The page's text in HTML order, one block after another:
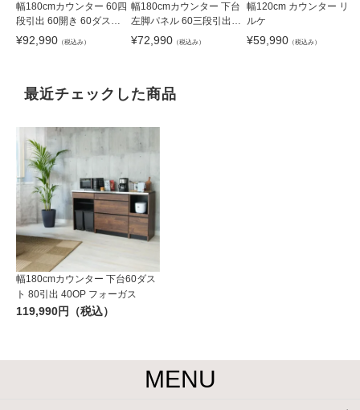
幅180cmカウンター 60四
段引出 60開き 60ダスト
ネオ
¥92,990 （税込み）
幅180cmカウンター 下台
左脚パネル 60三段引出 6
0可動オープン ネオ
¥72,990 （税込み）
幅120cm カウンター リ
ルケ
¥59,990（税込み）
最近チェックした商品
幅180cmカウンター 下台60ダス
ト 80引出 40OP フォーガス
119,990円（税込）
MENU